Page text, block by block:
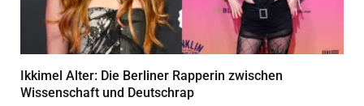
Ikkimel Alter: Die Berliner Rapperin zwischen
Wissenschaft und Deutschrap